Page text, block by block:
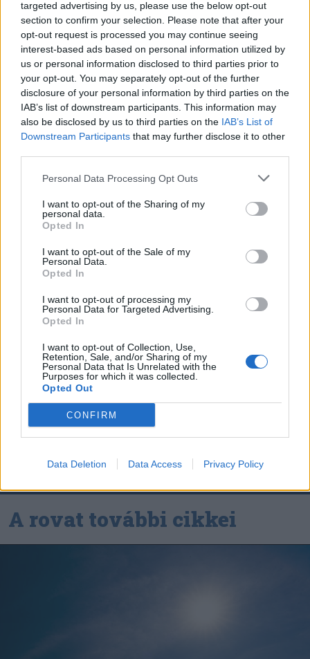
targeted advertising by us, please use the below opt-out
section to confirm your selection. Please note that after your
opt-out request is processed you may continue seeing
interest-based ads based on personal information utilized by
us or personal information disclosed to third parties prior to
your opt-out. You may separately opt-out of the further
disclosure of your personal information by third parties on the
IAB’s list of downstream participants. This information may
also be disclosed by us to third parties on the IAB’s List of
Downstream Participants that may further disclose it to other
Personal Data Processing Opt Outs
I want to opt-out of the Sharing of my
personal data.
Opted In
I want to opt-out of the Sale of my
Personal Data.
Opted In
I want to opt-out of processing my
Personal Data for Targeted Advertising.
Opted In
I want to opt-out of Collection, Use,
Retention, Sale, and/or Sharing of my
Personal Data that Is Unrelated with the
Purposes for which it was collected.
Opted Out
CONFIRM
Data Deletion Data Access Privacy Policy
Székelyhon
Kedden választhatják meg
Magyarország új köztársasági
elnökét
Székelyhon
Letartóztattak egy férfit, aki
szexuális kapcsolatot egy
kiskorú lánnyal
Szembementek a trenddel: a
Csíkszereda kilóg a sorból a
Szuperligában
Nőileg
Sándor Ella: Na, indíts, s
A rovat további cikkei